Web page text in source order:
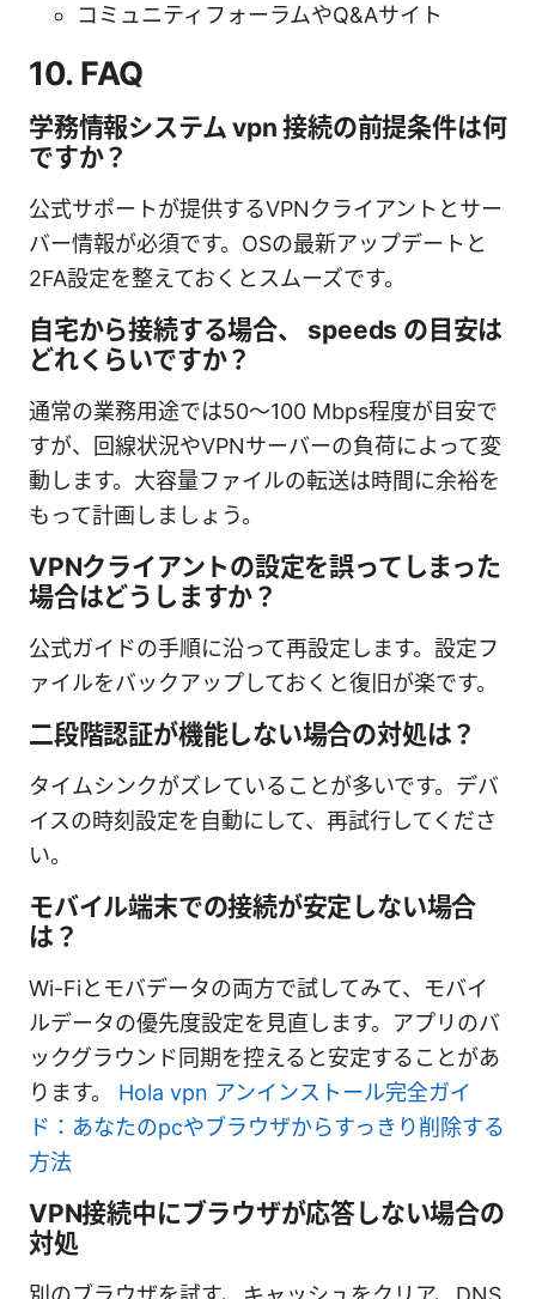
コミュニティフォーラムやQ&Aサイト
10. FAQ
学務情報システム vpn 接続の前提条件は何
ですか？
公式サポートが提供するVPNクライアントとサー
バー情報が必須です。OSの最新アップデートと
2FA設定を整えておくとスムーズです。
自宅から接続する場合、 speeds の目安は
どれくらいですか？
通常の業務用途では50～100 Mbps程度が目安で
すが、回線状況やVPNサーバーの負荷によって変
動します。大容量ファイルの転送は時間に余裕を
もって計画しましょう。
VPNクライアントの設定を誤ってしまった
場合はどうしますか？
公式ガイドの手順に沿って再設定します。設定フ
ァイルをバックアップしておくと復旧が楽です。
二段階認証が機能しない場合の対処は？
タイムシンクがズレていることが多いです。デバ
イスの時刻設定を自動にして、再試行してくださ
い。
モバイル端末での接続が安定しない場合
は？
Wi-Fiとモバデータの両方で試してみて、モバイ
ルデータの優先度設定を見直します。アプリのバ
ックグラウンド同期を控えると安定することがあ
ります。 Hola vpn アンインストール完全ガイ
ド：あなたのpcやブラウザからすっきり削除する
方法
VPN接続中にブラウザが応答しない場合の
対処